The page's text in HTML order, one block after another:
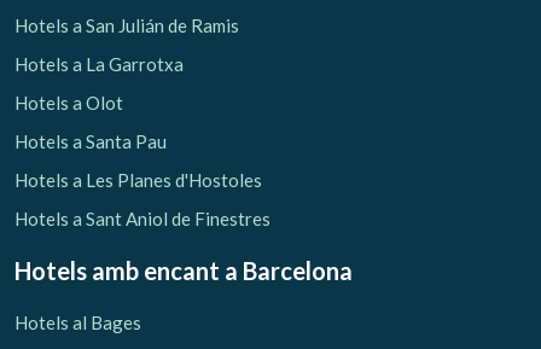
Hotels a San Julián de Ramis
Hotels a La Garrotxa
Hotels a Olot
Hotels a Santa Pau
Hotels a Les Planes d'Hostoles
Hotels a Sant Aniol de Finestres
Hotels amb encant a Barcelona
Hotels al Bages